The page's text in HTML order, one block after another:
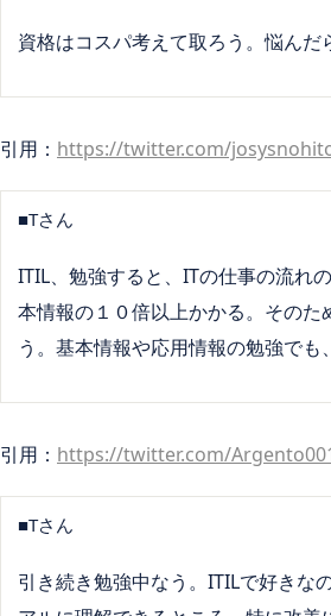
資格はコスパ考えて取ろう。悩んだ
引用： https://twitter.com/
■Tさん
ITIL、勉強すると、ITの仕事の流れ
本情報の１０倍以上かかる。その
う。基本情報や応用情報の勉強で
引用： https://twitter.com/
■Tさん
引き続き勉強中なう。ITILで好きな